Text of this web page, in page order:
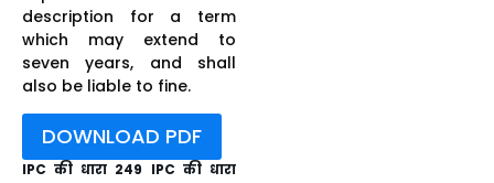
description for a term
which may extend to
seven years, and shall
also be liable to fine.
DOWNLOAD PDF
IPC की धारा 249 IPC की धारा